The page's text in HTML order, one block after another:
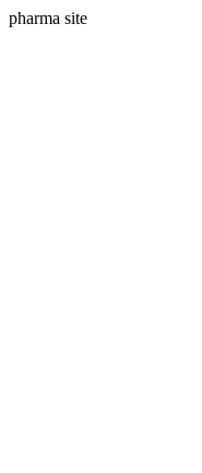
pharma site